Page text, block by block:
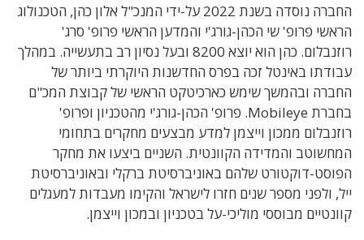
החברה נוסדה בשנת 2022 על-ידי המנכ"ל אלון כהן, הטכנולוג
הראשי פרופ' שי הכהן-גורג'י והמדען הראשי פרופ' סרג'
רוזנבלום. כהן הוא יוצא 8200 ובעל נסיון רב בתעשייה. במהלך
עבודתו באינטל זכה בפרס החדשנות היוקרתי ביותר של
החברה ובהמשך שימש כארכיטקט הראשי של קבוצת המכ"ם
בחברת Mobileye. פרופ' הכהן-גורג'י מהטכניון ופרופ'
רוזנבלום ממכון וייצמן למדע מבצעים מחקרים בתחומי
המחשוטב והמדידה הקוונטית. השניים ביצעו את מחקר
הפוסט-דוקטורט שלהם באוניברסיטת ברקלי ובאוניברסיטת
ייל, ולפני מספר שנים חזרו לישראל והקימו מעבדות למעגלים
קוונטיים מבוססי מוליכי-על בטכניון ובמכון וייצמן.